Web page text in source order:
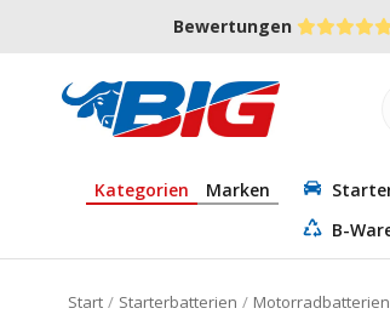
Zum Menü springen
Fußzeile springen
Barrierefreiheits-Widget öffnen
Bewertungen
Batterie-
Industrie-
Kategorien Marken
B-
Start Starterbatterien Motorradbatterien